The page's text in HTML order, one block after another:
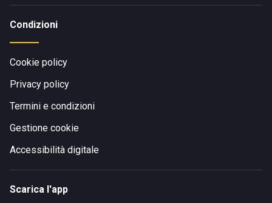
Condizioni
Cookie policy
Privacy policy
Termini e condizioni
Gestione cookie
Accessibilità digitale
Scarica l'app